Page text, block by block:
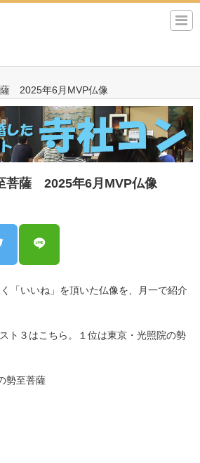
2025年6月MVP仏像
菩薩 2025年6月MVP仏像
「いいね」を頂いた仏像を、月一で紹介
ト３はこちら。１位は東京・光照院の勢
勢至菩薩